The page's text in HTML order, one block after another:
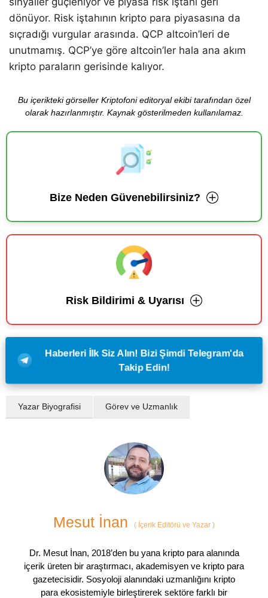
dönüyor. Risk iştahının kripto para piyasasına da
sıçradığı vurgular arasında. QCP altcoin’leri de
unutmamış. QCP’ye göre altcoin’ler hala ana akım
kripto paraların gerisinde kalıyor.
Bu içerikteki görseller Kriptofoni editoryal ekibi tarafından özel
olarak hazırlanmıştır. Kaynak gösterilmeden kullanılamaz.
Bize Neden Güvenebilirsiniz?
Risk Bildirimi & Uyarısı
Haberleri İlk Siz Alın! Bizi Şimdi Telegram'da
Takip Edin!
Yazar Biyografisi Görev ve Uzmanlık
Mesut İnan ( İçerik Editörü ve Yazar )
Dr. Mesut İnan, 2018’den bu yana kripto para alanında
içerik üreten bir araştırmacı, akademisyen ve kripto para
gazetecisidir. Sosyoloji alanındaki uzmanlığını kripto
para ekosistemiyle birleştirerek sektöre farklı bir